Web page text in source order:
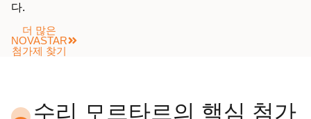
다.
더 많은
NOVASTAR
첨가제 찾기
수리 모르타르의 핵심 첨가